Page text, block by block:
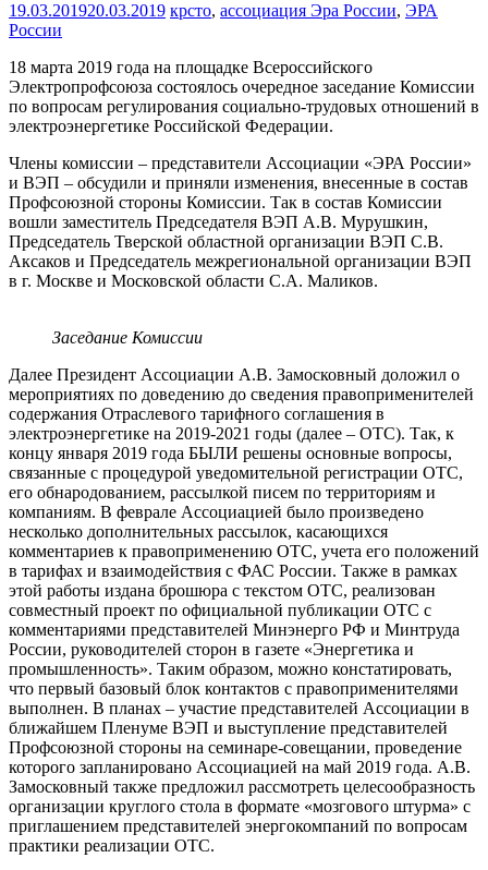
19.03.201920.03.2019 крсто, ассоциация Эра России, ЭРА
России
18 марта 2019 года на площадке Всероссийского
Электропрофсоюза состоялось очередное заседание Комиссии
по вопросам регулирования социально-трудовых отношений в
электроэнергетике Российской Федерации.
Члены комиссии – представители Ассоциации «ЭРА России»
и ВЭП – обсудили и приняли изменения, внесенные в состав
Профсоюзной стороны Комиссии. Так в состав Комиссии
вошли заместитель Председателя ВЭП А.В. Мурушкин,
Председатель Тверской областной организации ВЭП С.В.
Аксаков и Председатель межрегиональной организации ВЭП
в г. Москве и Московской области С.А. Маликов.
Заседание Комиссии
Далее Президент Ассоциации А.В. Замосковный доложил о
мероприятиях по доведению до сведения правоприменителей
содержания Отраслевого тарифного соглашения в
электроэнергетике на 2019-2021 годы (далее – ОТС). Так, к
концу января 2019 года БЫЛИ решены основные вопросы,
связанные с процедурой уведомительной регистрации ОТС,
его обнародованием, рассылкой писем по территориям и
компаниям. В феврале Ассоциацией было произведено
несколько дополнительных рассылок, касающихся
комментариев к правоприменению ОТС, учета его положений
в тарифах и взаимодействия с ФАС России. Также в рамках
этой работы издана брошюра с текстом ОТС, реализован
совместный проект по официальной публикации ОТС с
комментариями представителей Минэнерго РФ и Минтруда
России, руководителей сторон в газете «Энергетика и
промышленность». Таким образом, можно констатировать,
что первый базовый блок контактов с правоприменителями
выполнен. В планах – участие представителей Ассоциации в
ближайшем Пленуме ВЭП и выступление представителей
Профсоюзной стороны на семинаре-совещании, проведение
которого запланировано Ассоциацией на май 2019 года. А.В.
Замосковный также предложил рассмотреть целесообразность
организации круглого стола в формате «мозгового штурма» с
приглашением представителей энергокомпаний по вопросам
практики реализации ОТС.